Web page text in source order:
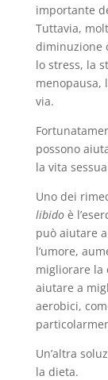
importante
Tuttavia,
diminuzione
lo stress, la
menopausa,
via.
possono
la vita
Uno dei
libidoè
può aiutare
l’umore,
migliorare la
aiutare a
aerobici,
Un’altra
la dieta.